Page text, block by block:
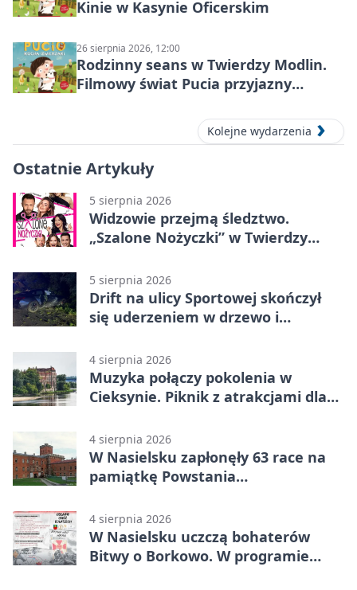
Kinie w Kasynie Oficerskim
26 sierpnia 2026, 12:00
Rodzinny seans w Twierdzy Modlin.
Filmowy świat Pucia przyjazny
Kolejne wydarzenia
Ostatnie Artykuły
5 sierpnia 2026
Widzowie przejmą śledztwo.
„Szalone Nożyczki” w Twierdzy
5 sierpnia 2026
Drift na ulicy Sportowej skończył
się uderzeniem w drzewo i
4 sierpnia 2026
Muzyka połączy pokolenia w
Cieksynie. Piknik z atrakcjami dla
4 sierpnia 2026
W Nasielsku zapłonęły 63 race na
pamiątkę Powstania
4 sierpnia 2026
W Nasielsku uczczą bohaterów
Bitwy o Borkowo. W programie